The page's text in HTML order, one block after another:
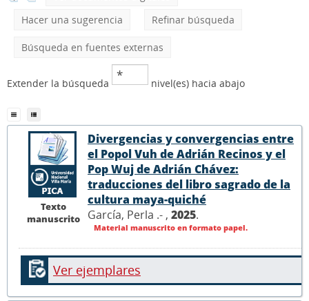
Hacer una sugerencia
Refinar búsqueda
Búsqueda en fuentes externas
Extender la búsqueda nivel(es) hacia abajo
Texto
manuscrito
Divergencias y convergencias entre
el Popol Vuh de Adrián Recinos y el
Pop Wuj de Adrián Chávez:
traducciones del libro sagrado de la
cultura maya-quiché
García, Perla .- , 2025.
Material manuscrito en formato papel.
Ver ejemplares